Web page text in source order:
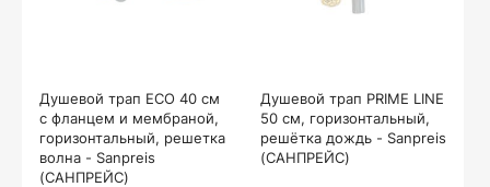
Душевой трап ECO 40 см
с фланцем и мембраной,
горизонтальный, решетка
волна - Sanpreis
(САНПРЕЙС)
Душевой трап PRIME LINE
50 см, горизонтальный,
решётка дождь - Sanpreis
(САНПРЕЙС)